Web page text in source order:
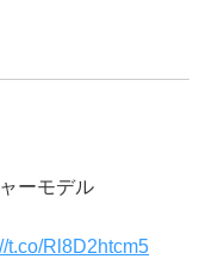
ーモデル
t.co/Rl8D2htcm5